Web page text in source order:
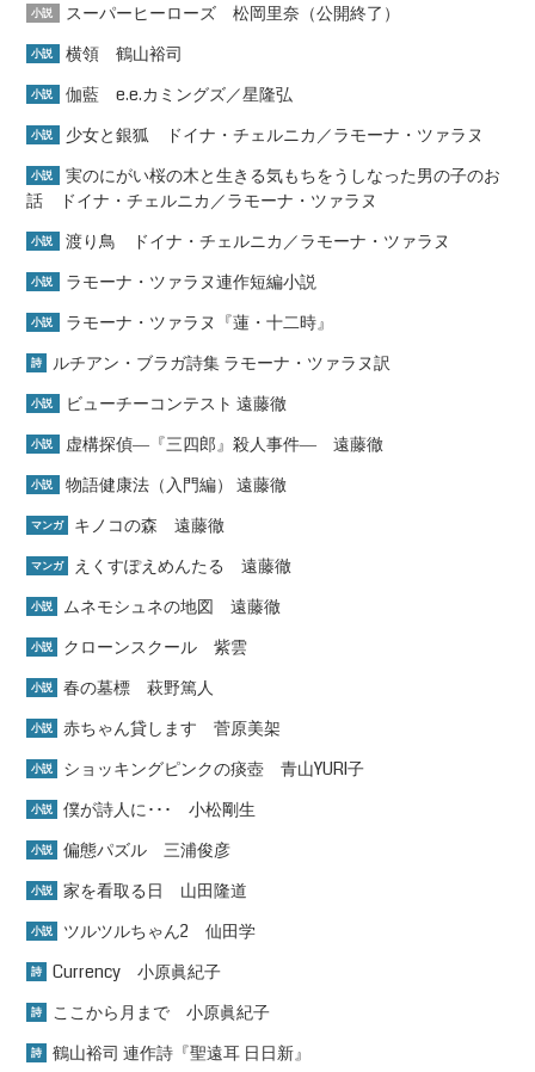
小説 スーパーヒーローズ 松岡里奈（公開終了）
小説 横領 鶴山裕司
小説 伽藍 e.e.カミングズ／星隆弘
小説 少女と銀狐 ドイナ・チェルニカ／ラモーナ・ツァラヌ
小説
実のにがい桜の木と生きる気もちをうしなった男の子のお
話 ドイナ・チェルニカ／ラモーナ・ツァラヌ
小説 渡り鳥 ドイナ・チェルニカ／ラモーナ・ツァラヌ
小説 ラモーナ・ツァラヌ連作短編小説
小説 ラモーナ・ツァラヌ『蓮・十二時』
詩 ルチアン・ブラガ詩集 ラモーナ・ツァラヌ訳
小説 ビューチーコンテスト 遠藤徹
小説 虚構探偵―『三四郎』殺人事件― 遠藤徹
小説 物語健康法（入門編） 遠藤徹
マンガ キノコの森 遠藤徹
マンガ えくすぽえめんたる 遠藤徹
小説 ムネモシュネの地図 遠藤徹
小説 クローンスクール 紫雲
小説 春の墓標 萩野篤人
小説 赤ちゃん貸します 菅原美架
小説 ショッキングピンクの痰壺 青山YURI子
小説 僕が詩人に･･･ 小松剛生
小説 偏態パズル 三浦俊彦
小説 家を看取る日 山田隆道
小説 ツルツルちゃん2 仙田学
詩 Currency 小原眞紀子
詩 ここから月まで 小原眞紀子
詩 鶴山裕司 連作詩『聖遠耳 日日新』